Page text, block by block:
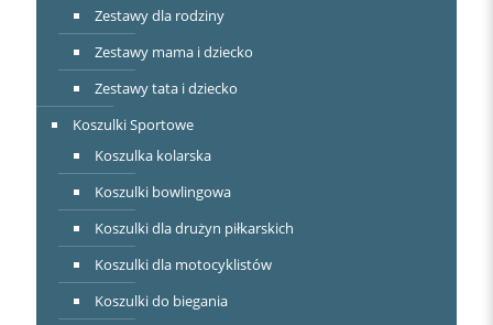
Zestawy dla rodziny
Zestawy mama i dziecko
Zestawy tata i dziecko
Koszulki Sportowe
Koszulka kolarska
Koszulki bowlingowa
Koszulki dla drużyn piłkarskich
Koszulki dla motocyklistów
Koszulki do biegania